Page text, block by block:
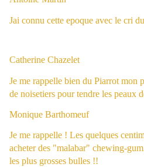
Jai connu cette epoque avec le cri
Catherine Chazelet
Je me rappelle bien du Piarrot mon
de noisetiers pour tendre les peaux
Monique Barthomeuf
Je me rappelle ! Les quelques
acheter des "malabar" chewing-
les plus grosses bulles !!